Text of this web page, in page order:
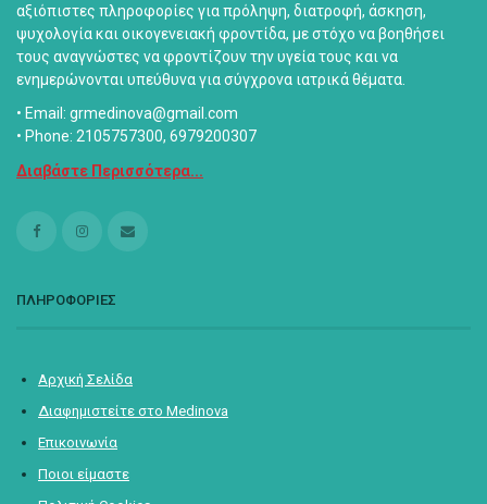
αξιόπιστες πληροφορίες για πρόληψη, διατροφή, άσκηση,
ψυχολογία και οικογενειακή φροντίδα, με στόχο να βοηθήσει
τους αναγνώστες να φροντίζουν την υγεία τους και να
ενημερώνονται υπεύθυνα για σύγχρονα ιατρικά θέματα.
• Email: grmedinova@gmail.com
• Phone: 2105757300, 6979200307
Διαβάστε Περισσότερα...
ΠΛΗΡΟΦΟΡΙΕΣ
Αρχική Σελίδα
Διαφημιστείτε στο Medinova
Επικοινωνία
Ποιοι είμαστε